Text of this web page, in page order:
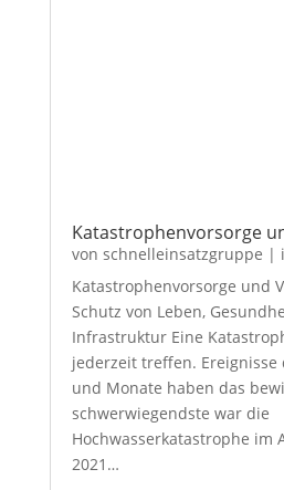
Katastrophenvorsorge
von schnelleinsatzgruppe |
Katastrophenvorsorge und
Schutz von Leben,
Infrastruktur Eine
jederzeit treffen. Ereignisse
und Monate haben das
schwerwiegendste war die
Hochwasserkatastrophe im
2021…